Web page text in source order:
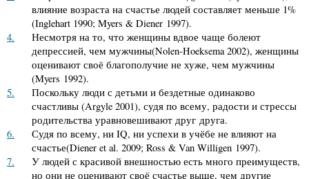
влияние возраста на счастье людей составляет меньше 1%
(Inglehart 1990; Myers& Diener 1997).
4.
Несмотря на то, что женщины вдвое чаще болеют
депрессией, чем мужчины(Nolen-Hoeksema 2002), женщины
оценивают своё благополучие не хуже, чем мужчины
(Myers 1992).
5.
Поскольку люди с детьми и бездетные одинаково
счастливы (Argyle 2001), судя по всему, радости и стрессы
родительства уравновешивают друг друга.
6.
Судя по всему, ни IQ, ни успехи в учёбе не влияют на
счастье(Diener et al. 2009; Ross& Van Willigen 1997).
7.
У людей с красивой внешностью есть много преимуществ,
но они не оценивают своё счастье выше, чем другие